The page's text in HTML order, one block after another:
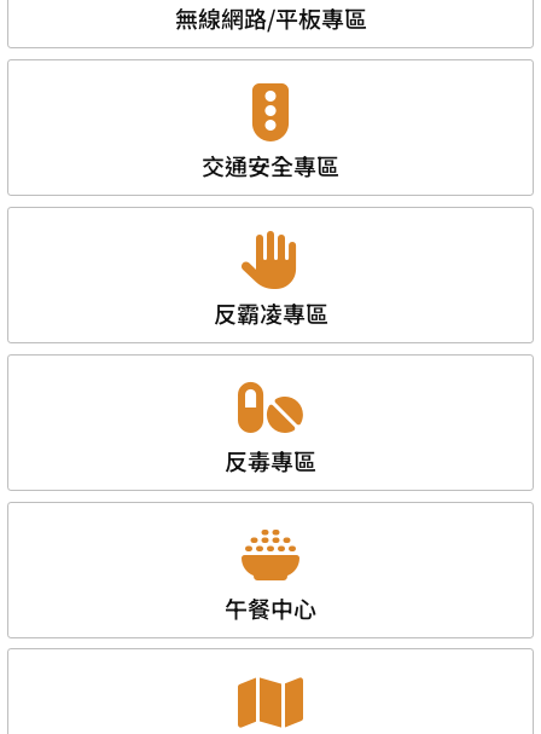
無線網路/平板專區
交通安全專區
反霸凌專區
反毒專區
午餐中心